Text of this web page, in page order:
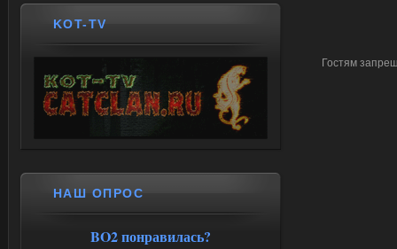
Гостям
KOT-TV
НАШ ОПРОС
BO2 понравилась?